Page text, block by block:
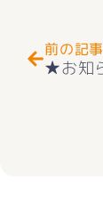
前の記事